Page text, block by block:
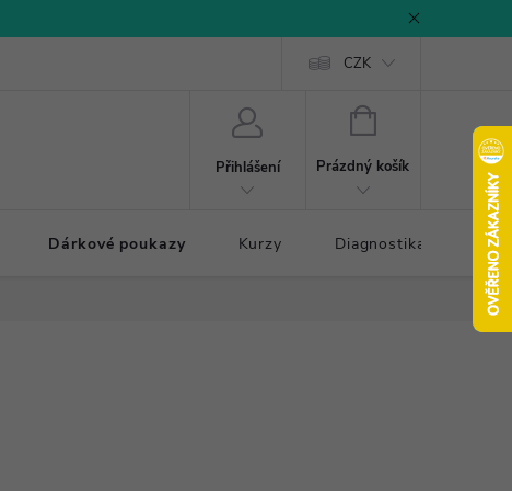
CZK
Přihlášení
NÁKUPNÍ
Prázdný košík
Dárkové poukazy Kurzy Diagnostika došlapu